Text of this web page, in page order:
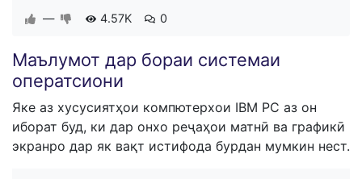
— 4.57K 0
Маълумот дар бораи системаи
оператсиони
Яке аз хусусиятҳои компютерхои IBM PC аз он
иборат буд, ки дар онхо реҷаҳои матнӣ ва графикӣ
экранро дар як вақт истифода бурдан мумкин нест.